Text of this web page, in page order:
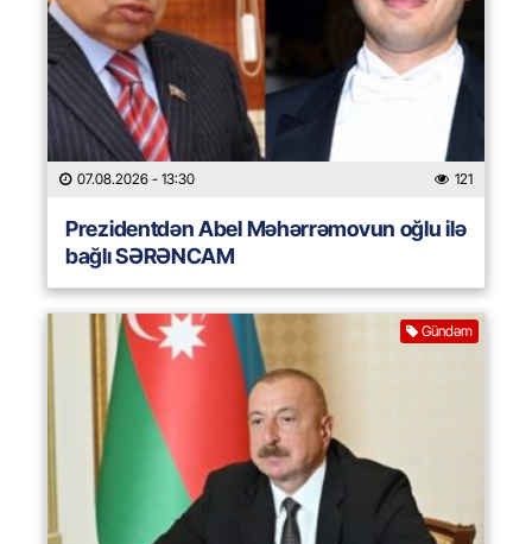
07.08.2026 - 13:30 121
Prezidentdən Abel Məhərrəmovun oğlu ilə
bağlı SƏRƏNCAM
Gündəm